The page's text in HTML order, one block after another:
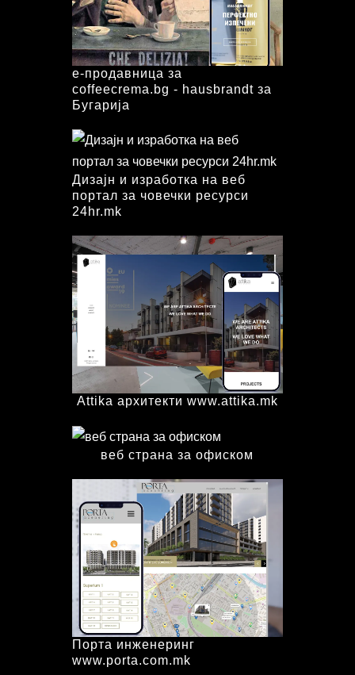
е-продавница за
coffeecrema.bg - hausbrandt за
Бугарија
Дизајн и изработка на веб
портал за човечки ресурси
24hr.mk
Attika архитекти www.attika.mk
веб страна за офиском
Порта инженеринг
www.porta.com.mk